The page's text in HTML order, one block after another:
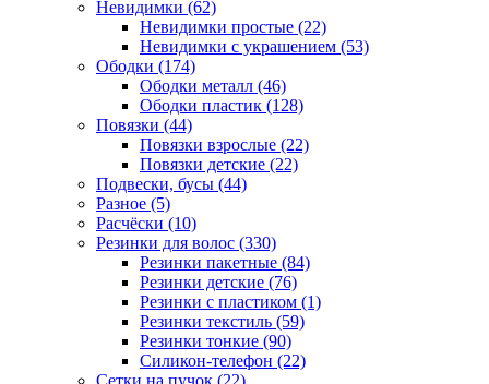
Невидимки (62)
Невидимки простые (22)
Невидимки с украшением (53)
Ободки (174)
Ободки металл (46)
Ободки пластик (128)
Повязки (44)
Повязки взрослые (22)
Повязки детские (22)
Подвески, бусы (44)
Разное (5)
Расчёски (10)
Резинки для волос (330)
Резинки пакетные (84)
Резинки детские (76)
Резинки с пластиком (1)
Резинки текстиль (59)
Резинки тонкие (90)
Силикон-телефон (22)
Сетки на пучок (22)